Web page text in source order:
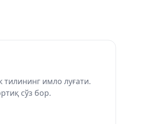
имло луғати.
сўз бор.